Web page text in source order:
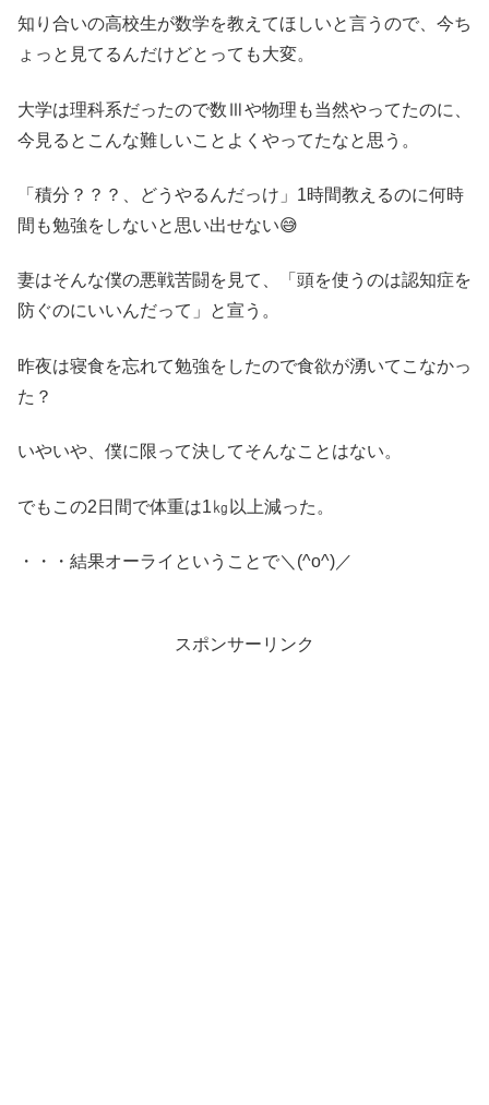
知り合いの高校生が数学を教えてほしいと言うので、今ち
ょっと見てるんだけどとっても大変。
大学は理科系だったので数Ⅲや物理 も当然やってたのに、
今見るとこんな難しいことよくやってたなと思う。
「積分？？？、どうやるんだっけ」 1時間教えるのに何時
間も勉強をしないと思い出せない😅
妻はそんな僕の悪戦苦闘を見て、「頭を使うのは認知症を
防ぐのにいいんだって」と宣う。
昨夜は寝食を忘れて勉強をしたので食欲が湧いてこなかっ
た？
いやいや、僕に限って決してそんなことはない。
でもこの2日間で体重は1㎏以上減った。
・・・結果オーライということで＼(^o^)／
スポンサーリンク